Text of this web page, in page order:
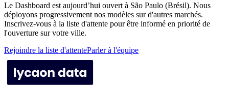
Le Dashboard est aujourd’hui ouvert à São Paulo (Brésil). Nous
déployons progressivement nos modèles sur d'autres marchés.
Inscrivez-vous à la liste d'attente pour être informé en priorité de
l'ouverture sur votre ville.
Rejoindre la liste d'attenteParler à l'équipe